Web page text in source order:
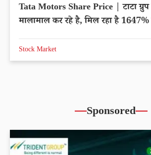
Tata Motors Share Price | टाटा
मालामाल कर रहे है, मिल रहा है 1647%
Stock Market
Sponsored